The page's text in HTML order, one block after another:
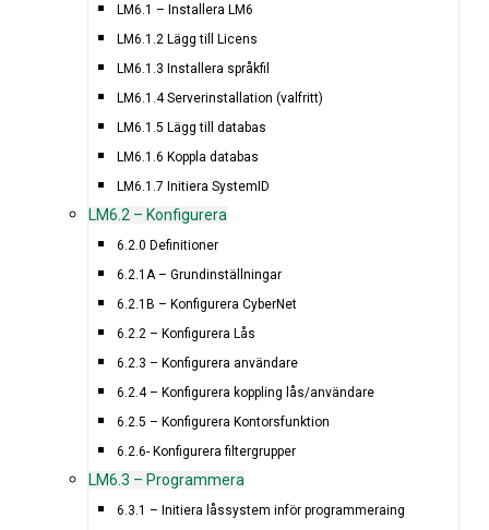
LM6.1 – Installera LM6
LM6.1.2 Lägg till Licens
LM6.1.3 Installera språkfil
LM6.1.4 Serverinstallation (valfritt)
LM6.1.5 Lägg till databas
LM6.1.6 Koppla databas
LM6.1.7 Initiera SystemID
LM6.2 – Konfigurera
6.2.0 Definitioner
6.2.1A – Grundinställningar
6.2.1B – Konfigurera CyberNet
6.2.2 – Konfigurera Lås
6.2.3 – Konfigurera användare
6.2.4 – Konfigurera koppling lås/användare
6.2.5 – Konfigurera Kontorsfunktion
6.2.6- Konfigurera filtergrupper
LM6.3 – Programmera
6.3.1 – Initiera låssystem inför programmeraing